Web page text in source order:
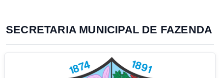
SECRETARIA MUNICIPAL DE FAZENDA